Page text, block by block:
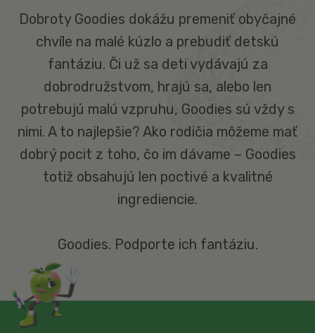
Dobroty Goodies dokážu premeniť obyčajné
chvíle na malé kúzlo a prebudiť detskú
fantáziu. Či už sa deti vydávajú za
dobrodružstvom, hrajú sa, alebo len
potrebujú malú vzpruhu, Goodies sú vždy s
nimi. A to najlepšie? Ako rodičia môžeme mať
dobrý pocit z toho, čo im dávame – Goodies
totiž obsahujú len poctivé a kvalitné
ingrediencie.
Goodies. Podporte ich fantáziu.